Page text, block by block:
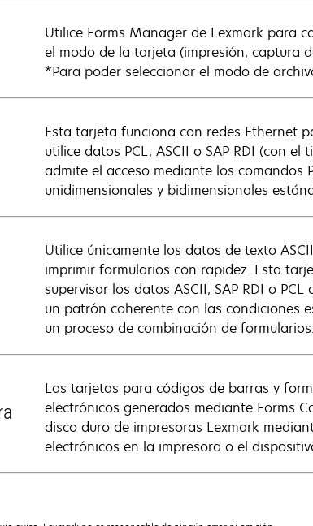
Utilice Forms Manager de Lexmark para
el modo de la tarjeta (impresión, captura
*Para poder seleccionar el modo de
Esta tarjeta funciona con redes Ethernet
utilice datos PCL, ASCII o SAP RDI (con
admite el acceso mediante los comandos
unidimensionales y bidimensionales
Utilice únicamente los datos de texto
imprimir formularios con rapidez. Esta
supervisar los datos ASCII, SAP RDI o
un patrón coherente con las condiciones
un proceso de combinación de formularios.
Las tarjetas para códigos de barras y
electrónicos generados mediante Forms
disco duro de impresoras Lexmark
electrónicos en la impresora o el